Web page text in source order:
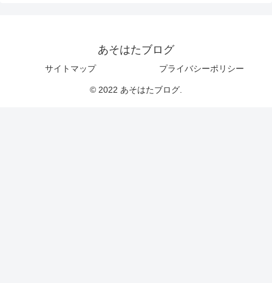
あそはたブログ
サイトマップ プライバシーポリシー
© 2022 あそはたブログ.